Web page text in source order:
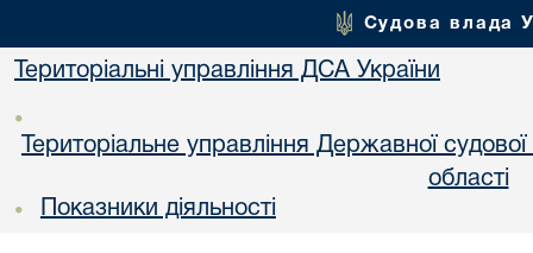
Судова влада
Територіальні управління ДСА України
•
Територіальне управління Державної судової
областi
• Показники діяльності